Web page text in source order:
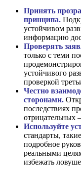
Принять
принципа.
устойчивом
информацию
Проверять
только с теми
устойчивого
проверкой
Честно
сторонами.
последствиях
отрицательных
Используйте
стандарты,
подробное
реальными
избежать